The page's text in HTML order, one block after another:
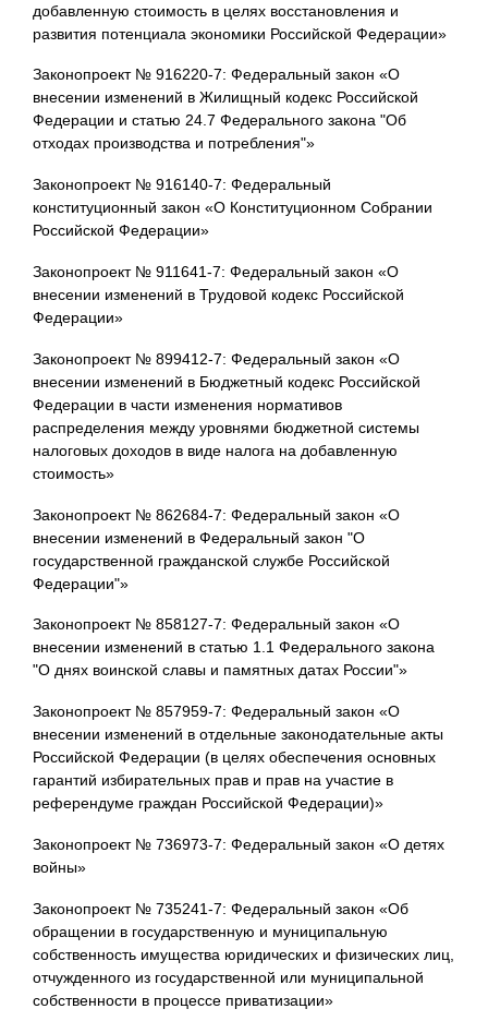
добавленную стоимость в целях восстановления и
развития потенциала экономики Российской Федерации»
Законопроект № 916220-7: Федеральный закон «О
внесении изменений в Жилищный кодекс Российской
Федерации и статью 24.7 Федерального закона "Об
отходах производства и потребления"»
Законопроект № 916140-7: Федеральный
конституционный закон «О Конституционном Собрании
Российской Федерации»
Законопроект № 911641-7: Федеральный закон «О
внесении изменений в Трудовой кодекс Российской
Федерации»
Законопроект № 899412-7: Федеральный закон «О
внесении изменений в Бюджетный кодекс Российской
Федерации в части изменения нормативов
распределения между уровнями бюджетной системы
налоговых доходов в виде налога на добавленную
стоимость»
Законопроект № 862684-7: Федеральный закон «О
внесении изменений в Федеральный закон "О
государственной гражданской службе Российской
Федерации"»
Законопроект № 858127-7: Федеральный закон «О
внесении изменений в статью 1.1 Федерального закона
"О днях воинской славы и памятных датах России"»
Законопроект № 857959-7: Федеральный закон «О
внесении изменений в отдельные законодательные акты
Российской Федерации (в целях обеспечения основных
гарантий избирательных прав и прав на участие в
референдуме граждан Российской Федерации)»
Законопроект № 736973-7: Федеральный закон «О детях
войны»
Законопроект № 735241-7: Федеральный закон «Об
обращении в государственную и муниципальную
собственность имущества юридических и физических лиц,
отчужденного из государственной или муниципальной
собственности в процессе приватизации»